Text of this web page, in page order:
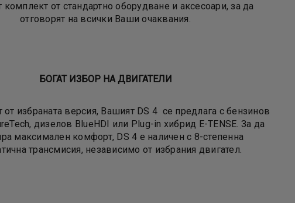
от стандартно оборудване и аксесоари, за да
отговорят на всички Ваши очаквания.
БОГАТ ИЗБОР НА ДВИГАТЕЛИ
от избраната версия, Вашият DS 4 се предлага с бензинов
дизелов BlueHDI или Plug-in хибрид E-TENSE. За да
максимален комфорт, DS 4 е наличен с 8-степенна
трансмисия, независимо от избрания двигател.